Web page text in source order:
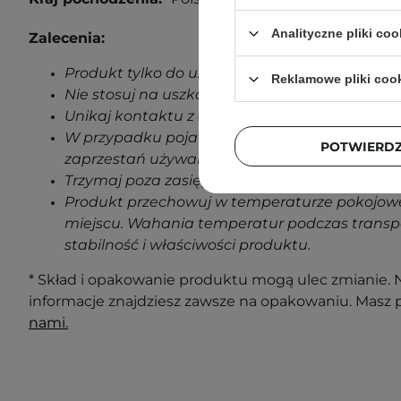
Zalecenia:
Produkt tylko do użytku zewnętrznego.
Nie stosuj na uszkodzoną skórę.
Unikaj kontaktu z oczami.
W przypadku pojawienia się jakichkolwiek
zaprzestań używania produktu.
Trzymaj poza zasięgiem dzieci.
Produkt przechowuj w temperaturze
miejscu. Wahania temperatur podczas
stabilność i właściwości produktu.
* Skład i opakowanie produktu mogą ulec zmianie.
informacje znajdziesz zawsze na opakowaniu. Masz
nami.
Analityczne pliki
Reklamowe pliki